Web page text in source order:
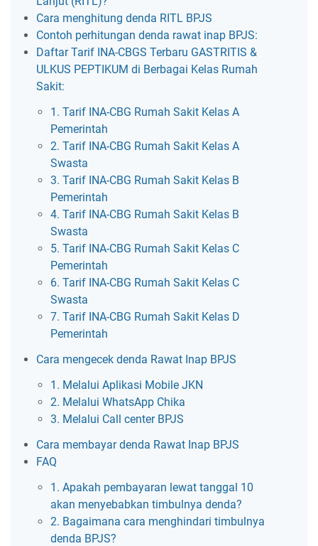
Cara menghitung denda RITL BPJS
Contoh perhitungan denda rawat inap BPJS:
Daftar Tarif INA-CBGS Terbaru GASTRITIS &
ULKUS PEPTIKUM di Berbagai Kelas Rumah
Sakit:
1. Tarif INA-CBG Rumah Sakit Kelas A
Pemerintah
2. Tarif INA-CBG Rumah Sakit Kelas A
Swasta
3. Tarif INA-CBG Rumah Sakit Kelas B
Pemerintah
4. Tarif INA-CBG Rumah Sakit Kelas B
Swasta
5. Tarif INA-CBG Rumah Sakit Kelas C
Pemerintah
6. Tarif INA-CBG Rumah Sakit Kelas C
Swasta
7. Tarif INA-CBG Rumah Sakit Kelas D
Pemerintah
Cara mengecek denda Rawat Inap BPJS
1. Melalui Aplikasi Mobile JKN
2. Melalui WhatsApp Chika
3. Melalui Call center BPJS
Cara membayar denda Rawat Inap BPJS
FAQ
1. Apakah pembayaran lewat tanggal 10
akan menyebabkan timbulnya denda?
2. Bagaimana cara menghindari timbulnya
denda BPJS?